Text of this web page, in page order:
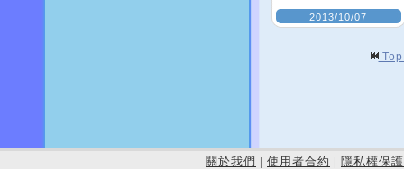
2013/10/07
關於我們 | 使用者合約 | 隱私權保護